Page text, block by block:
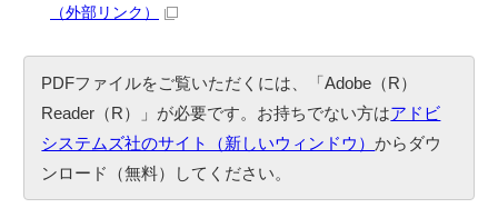
（外部リンク）
PDFファイルをご覧いただくには、「Adobe（R）
Reader（R）」が必要です。お持ちでない方はアドビ
システムズ社のサイト（新しいウィンドウ）からダウ
ンロード（無料）してください。